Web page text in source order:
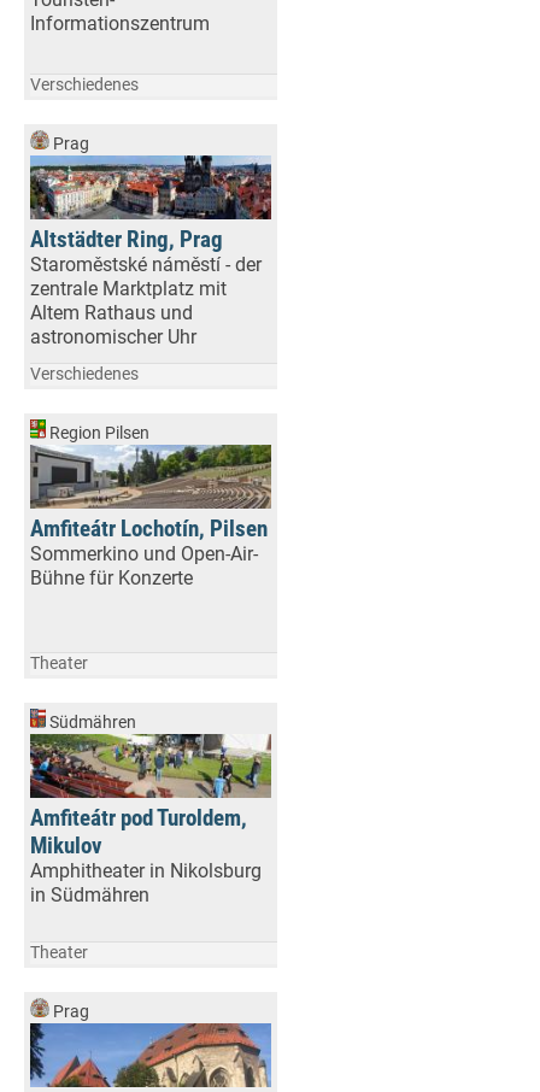
Informationszentrum
Verschiedenes
Prag
Altstädter Ring, Prag
Staroměstské náměstí - der
zentrale Marktplatz mit
Altem Rathaus und
astronomischer Uhr
Verschiedenes
Region Pilsen
Amfiteátr Lochotín, Pilsen
Sommerkino und Open-Air-
Bühne für Konzerte
Theater
Südmähren
Amfiteátr pod Turoldem,
Mikulov
Amphitheater in Nikolsburg
in Südmähren
Theater
Prag